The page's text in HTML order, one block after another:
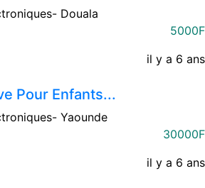
Douala
5000F
il y a 6 ans
Pour Enfants...
Yaounde
30000F
il y a 6 ans